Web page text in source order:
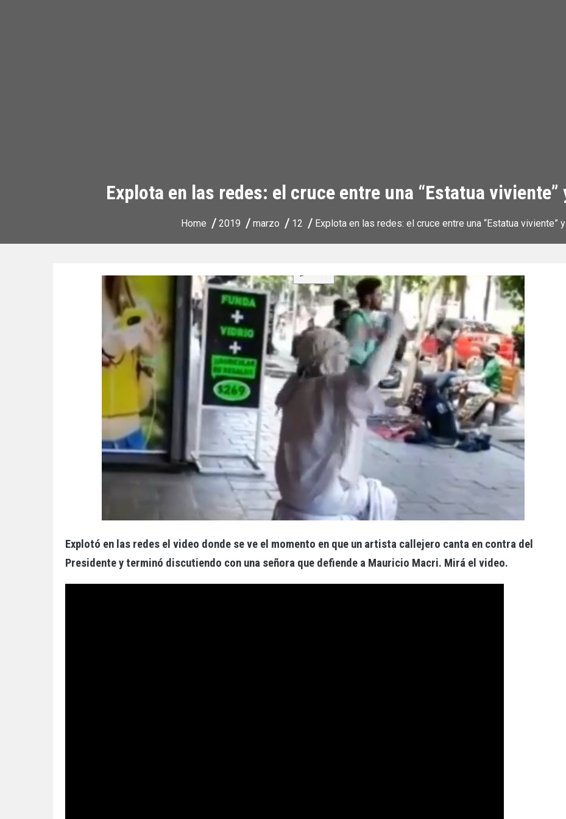
Explota en las redes: el cruce entre una “Estatua viviente”
Home 2019 marzo 12 Explota en las redes: el cruce entre una “Estatua viviente” y
Explotó en las redes el video donde se ve el momento en que un artista callejero canta en contra del
Presidente y terminó discutiendo con una señora que defiende a Mauricio Macri. Mirá el video.